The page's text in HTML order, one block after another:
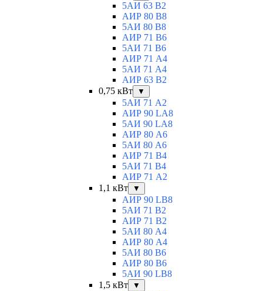
5АИ 63 B2
АИР 80 B8
5АИ 80 В8
АИР 71 В6
5АИ 71 B6
АИР 71 А4
5АИ 71 A4
АИР 63 B2
0,75 кВт
▼
5АИ 71 A2
АИР 90 LA8
5АИ 90 LA8
АИР 80 А6
5АИ 80 A6
АИР 71 В4
5АИ 71 B4
АИР 71 A2
1,1 кВт
▼
АИР 90 LB8
5АИ 71 B2
АИР 71 В2
5АИ 80 A4
АИР 80 А4
5АИ 80 В6
АИР 80 B6
5АИ 90 LB8
1,5 кВт
▼